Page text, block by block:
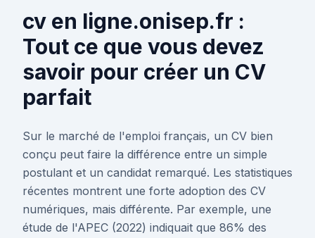
cv en ligne.onisep.fr :
Tout ce que vous devez
savoir pour créer un CV
parfait
Sur le marché de l'emploi français, un CV bien
conçu peut faire la différence entre un simple
postulant et un candidat remarqué. Les statistiques
récentes montrent une forte adoption des CV
numériques, mais différente. Par exemple, une
étude de l'APEC (2022) indiquait que 86% des